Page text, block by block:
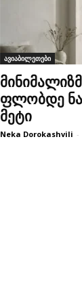
ავიაბილეთები
ფლობდე
მეტი
Neka Dorokashvili -